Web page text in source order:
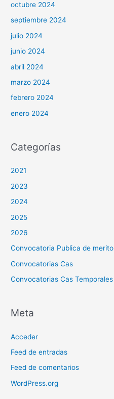
octubre 2024
septiembre 2024
julio 2024
junio 2024
abril 2024
marzo 2024
febrero 2024
enero 2024
Categorías
2021
2023
2024
2025
2026
Convocatoria Publica de merito
Convocatorias Cas
Convocatorias Cas Temporales
Meta
Acceder
Feed de entradas
Feed de comentarios
WordPress.org